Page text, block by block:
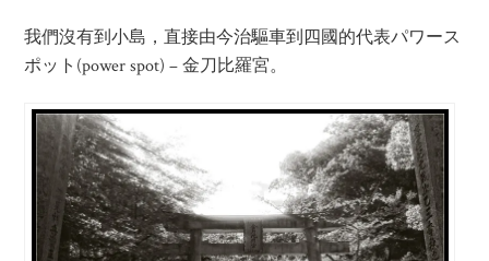
我們沒有到小島，直接由今治驅車到四國的代表パワース
ポット(power spot) – 金刀比羅宮。